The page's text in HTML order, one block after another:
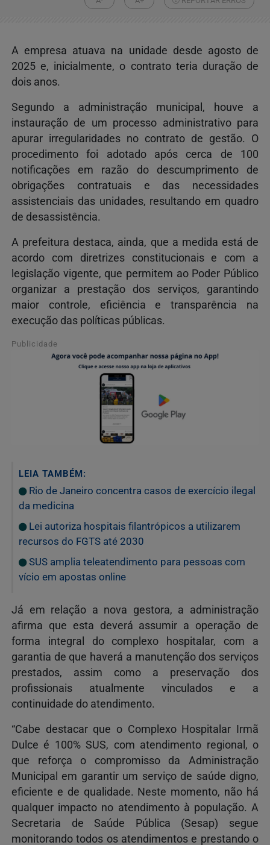
A empresa atuava na unidade desde agosto de
2025 e, inicialmente, o contrato teria duração de
dois anos.
Segundo a administração municipal, houve a
instauração de um processo administrativo para
apurar irregularidades no contrato de gestão. O
procedimento foi adotado após cerca de 100
notificações em razão do descumprimento de
obrigações contratuais e das necessidades
assistenciais das unidades, resultando em quadro
de desassistência.
A prefeitura destaca, ainda, que a medida está de
acordo com diretrizes constitucionais e com a
legislação vigente, que permitem ao Poder Público
organizar a prestação dos serviços, garantindo
maior controle, eficiência e transparência na
execução das políticas públicas.
Publicidade
LEIA TAMBÉM:
Rio de Janeiro concentra casos de exercício ilegal
da medicina
Lei autoriza hospitais filantrópicos a utilizarem
recursos do FGTS até 2030
SUS amplia teleatendimento para pessoas com
vício em apostas online
Já em relação a nova gestora, a administração
afirma que esta deverá assumir a operação de
forma integral do complexo hospitalar, com a
garantia de que haverá a manutenção dos serviços
prestados, assim como a preservação dos
profissionais atualmente vinculados e a
continuidade do atendimento.
“Cabe destacar que o Complexo Hospitalar Irmã
Dulce é 100% SUS, com atendimento regional, o
que reforça o compromisso da Administração
Municipal em garantir um serviço de saúde digno,
eficiente e de qualidade. Neste momento, não há
qualquer impacto no atendimento à população. A
Secretaria de Saúde Pública (Sesap) segue
monitorando todos os atendimentos e prestando o